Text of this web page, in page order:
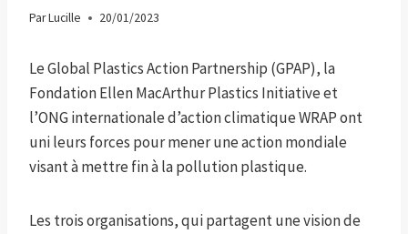
ParLucille 20/01/2023
Le Global Plastics Action Partnership (GPAP), la
Fondation Ellen MacArthur Plastics Initiative et
l’ONG internationale d’action climatique WRAP ont
uni leurs forces pour mener une action mondiale
visant à mettre fin à la pollution plastique.
Les trois organisations, qui partagent une vision de